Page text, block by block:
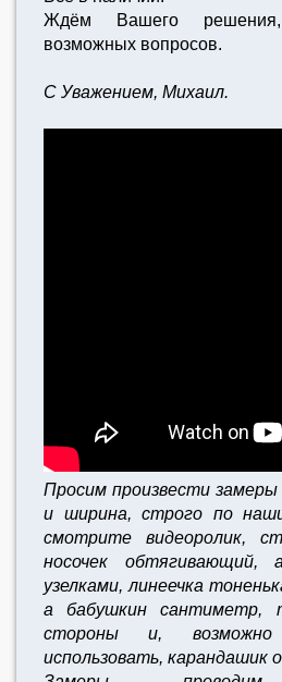
Ждём Вашего
возможных вопросов.
С Уважением, Михаил.
Просим произвести
и ширина, строго по
смотрите видеоролик,
носочек
узелками, линеечка
а бабушкин сантиметр,
стороны и,
использовать, карандашик